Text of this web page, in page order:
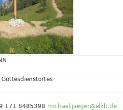
171 8485398 michael.jaeger@elkb.de